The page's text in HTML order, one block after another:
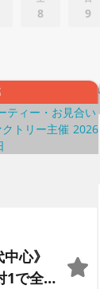
8 9
心》
1で全